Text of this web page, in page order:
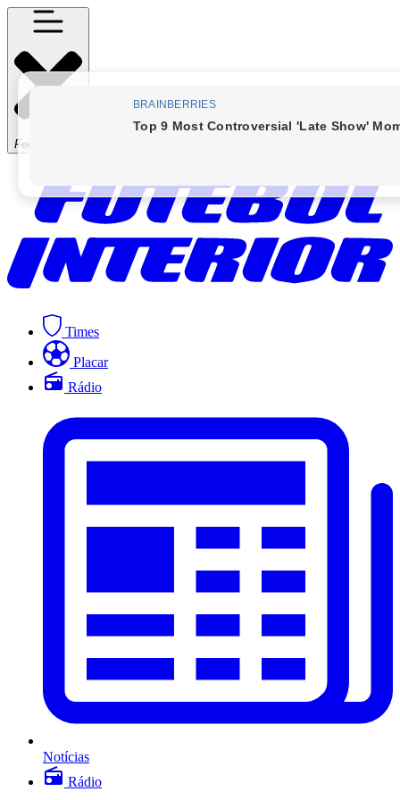
Fechar Menu
Times
Placar
Rádio
Notícias
Rádio